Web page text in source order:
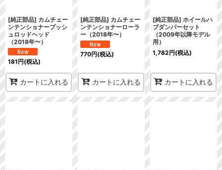
[純正部品] カムチェー
ンテンショナープッシ
ュロッドヘッド
（2018年〜）
181円(税込)
カートに入れる
[純正部品] カムチェー
ンテンショナーローラ
ー（2018年〜）
770円(税込)
カートに入れる
[純正部品] ホイールハ
ブダンパーセット
（2009年以降モデル
用）
1,782円(税込)
カートに入れる